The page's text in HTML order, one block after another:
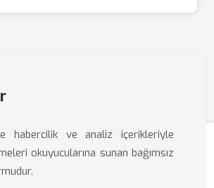
habercilik ve analiz içerikleriyle
okuyucularına sunan bağımsız